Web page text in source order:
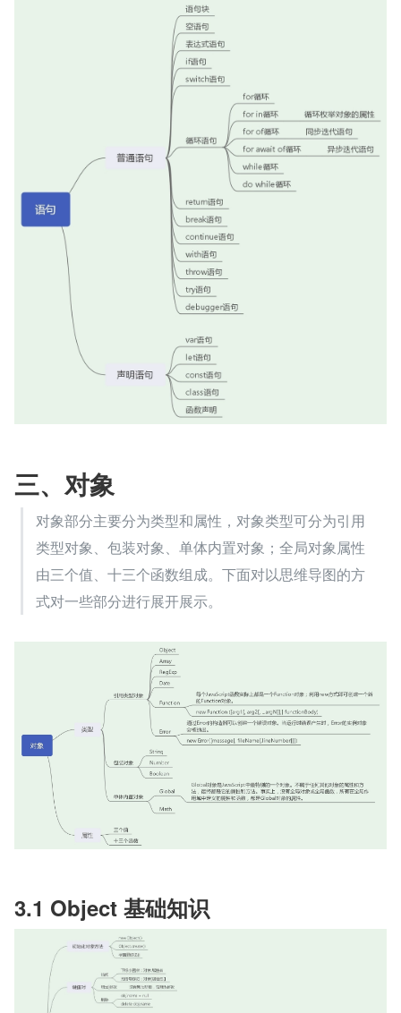
三、对象
对象部分主要分为类型和属性，对象类型可分为引用
类型对象、包装对象、单体内置对象；全局对象属性
由三个值、十三个函数组成。下面对以思维导图的方
式对一些部分进行展开展示。
3.1 Object 基础知识